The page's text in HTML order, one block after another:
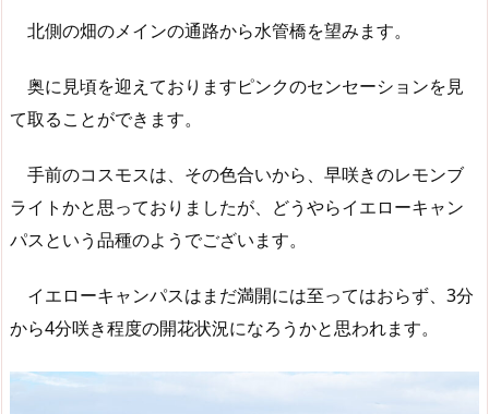
北側の畑のメインの通路から水管橋を望みます。
奥に見頃を迎えておりますピンクのセンセーションを見
て取ることができます。
手前のコスモスは、その色合いから、早咲きのレモンブ
ライトかと思っておりましたが、どうやらイエローキャン
パスという品種のようでございます。
イエローキャンパスはまだ満開には至ってはおらず、3分
から4分咲き程度の開花状況になろうかと思われます。